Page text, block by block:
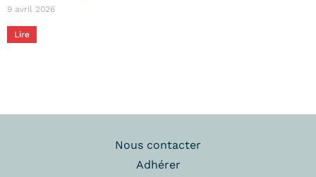
9 avril 2026
Lire
Nous contacter
Adhérer